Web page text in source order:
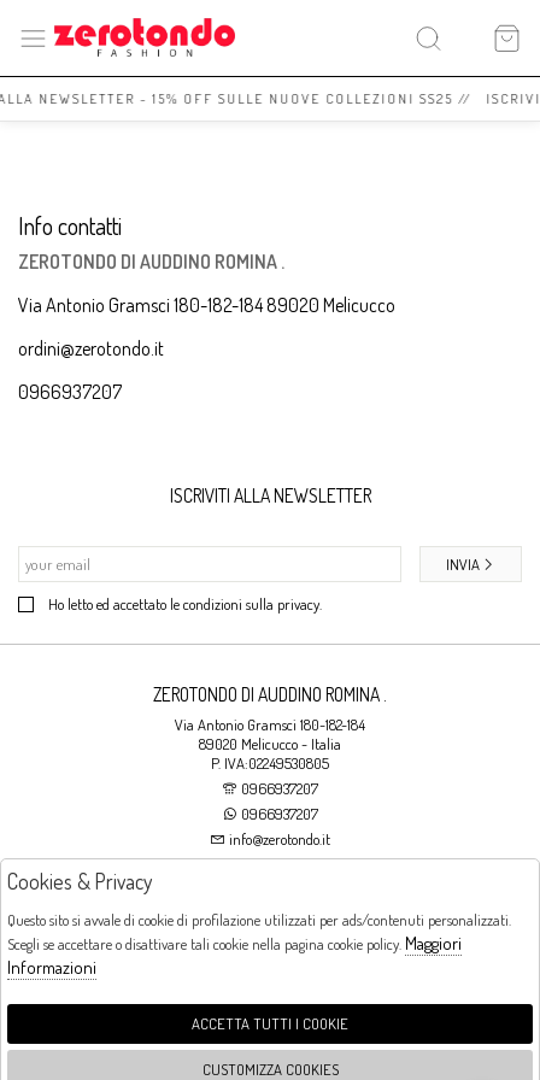
NEWSLETTER - 15% OFF SULLE NUOVE COLLEZIONI SS25 //
Info contatti
ZEROTONDO DI AUDDINO ROMINA .
Via Antonio Gramsci 180-182-184 89020 Melicucco
ordini@zerotondo.it
0966937207
ISCRIVITI ALLA NEWSLETTER
Ho letto ed accettato le condizioni sulla privacy.
INVIA
ZEROTONDO DI AUDDINO ROMINA .
Via Antonio Gramsci 180-182-184
89020 Melicucco - Italia
P. IVA:02249530805
0966937207
0966937207
info@zerotondo.it
Orari di apertura
LUNEDI: CHIUSO LA MATTINA - DALLE 16:00 ALLE 20:00 DAL MARTEDI AL
Cookies & Privacy
Questo sito si avvale di cookie di profilazione utilizzati per ads/contenuti personalizzati.
Scegli se accettare o disattivare tali cookie nella pagina cookie policy. Maggiori
Informazioni
ACCETTA TUTTI I COOKIE
CUSTOMIZZA COOKIES